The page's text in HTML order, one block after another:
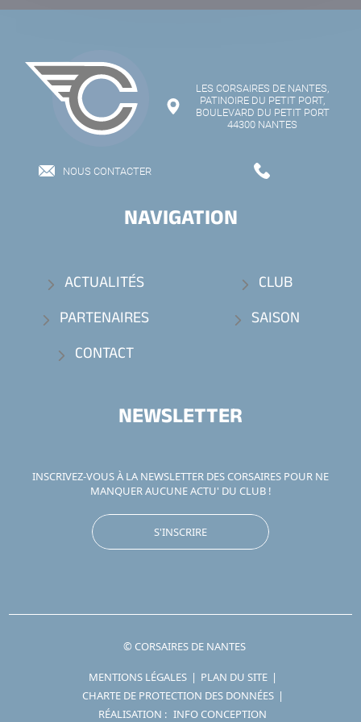
LES CORSAIRES DE NANTES,
PATINOIRE DU PETIT PORT,
BOULEVARD DU PETIT PORT
44300 NANTES
NOUS CONTACTER
NAVIGATION
ACTUALITÉS
CLUB
PARTENAIRES
SAISON
CONTACT
NEWSLETTER
INSCRIVEZ-VOUS À LA NEWSLETTER DES CORSAIRES POUR NE
MANQUER AUCUNE ACTU' DU CLUB !
S'INSCRIRE
© CORSAIRES DE NANTES
MENTIONS LÉGALES | PLAN DU SITE |
CHARTE DE PROTECTION DES DONNÉES |
RÉALISATION : INFO CONCEPTION